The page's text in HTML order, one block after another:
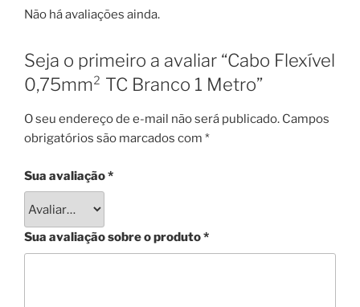
Não há avaliações ainda.
Seja o primeiro a avaliar “Cabo Flexível
0,75mm² TC Branco 1 Metro”
O seu endereço de e-mail não será publicado. Campos
obrigatórios são marcados com *
Sua avaliação*
Sua avaliação sobre o produto*